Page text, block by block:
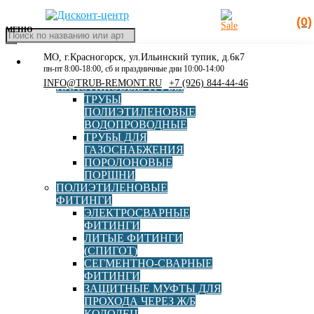
(0)
Поиск
товаров
МЕНЮ
КАТАЛОГ
РАСПРОДАЖА
ПЛАСТИКОВЫЕ ТРУБЫ
ТРУБЫ
ПОЛИЭТИЛЕНОВЫЕ
ВОДОПРОВОДНЫЕ
ТРУБЫ ДЛЯ
ГАЗОСНАБЖЕНИЯ
ПОРОЛОНОВЫЕ
ПОРШНИ
ПОЛИЭТИЛЕНОВЫЕ
ФИТИНГИ
ЭЛЕКТРОСВАРНЫЕ
ФИТИНГИ
ЛИТЫЕ ФИТИНГИ
(СПИГОТ)
СЕГМЕНТНО-СВАРНЫЕ
ФИТИНГИ
ЗАЩИТНЫЕ МУФТЫ ДЛЯ
ПРОХОДА ЧЕРЕЗ Ж/Б
МО, г.Красногорск, ул.Ильинский тупик, д.6к7
пн-пт 8:00-18:00, сб и праздничные дни 10:00-14:00
INFO@TRUB-REMONT.RU +7 (926) 844-44-46
Главная »Тройник косой сегментно-сварной
Тройник косой сегментно-
сварной
Тройник косой 45* сегментно-сварной d110x110х110
ПЭ100 SDR17
руб В корзину